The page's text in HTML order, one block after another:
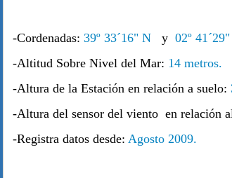
-Cordenadas: 39º 33´16" N y 02º
-Altitud Sobre Nivel del Mar: 14 metros.
-Altura de la Estación en relación a suelo:
-Altura del sensor del viento en relación
-Registra datos desde: Agosto 2009.